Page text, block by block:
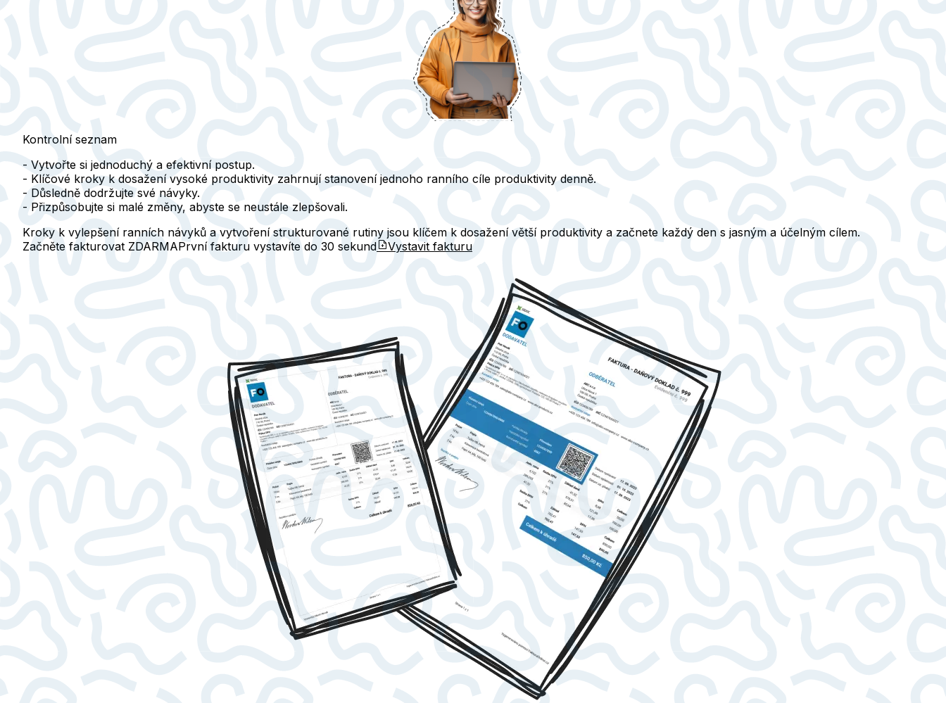
Kontrolní seznam
- Vytvořte si jednoduchý a efektivní postup.
- Klíčové kroky k dosažení vysoké produktivity zahrnují stanovení jednoho ranního cíle produktivity denně.
- Důsledně dodržujte své návyky.
- Přizpůsobujte si malé změny, abyste se neustále zlepšovali.
Kroky k vylepšení ranních návyků a vytvoření strukturované rutiny jsou klíčem k dosažení větší produktivity a začnete každý den s jasným a účelným cílem.
Začněte fakturovat ZDARMAPrvní fakturu vystavíte do 30 sekund Vystavit fakturu